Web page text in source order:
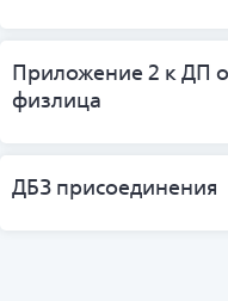
Приложение 2 к ДП
физлица
ДБЗ присоединения